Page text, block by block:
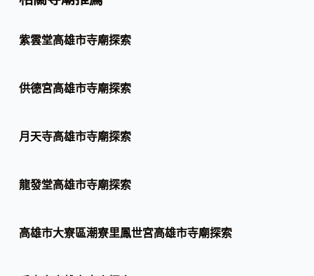
紫雲堂高雄市寺廟探索
供德宮高雄市寺廟探索
月天寺高雄市寺廟探索
龍發堂高雄市寺廟探索
高雄市大寮區潮寮里鳳世宮高雄市寺廟探索